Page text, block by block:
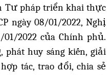
Tư pháp triển khai thực
ngày 08/01/2022, Nghị
01/2022 của Chính phủ.
huy sáng kiến, giải
tác, trao đổi, chia sẻ